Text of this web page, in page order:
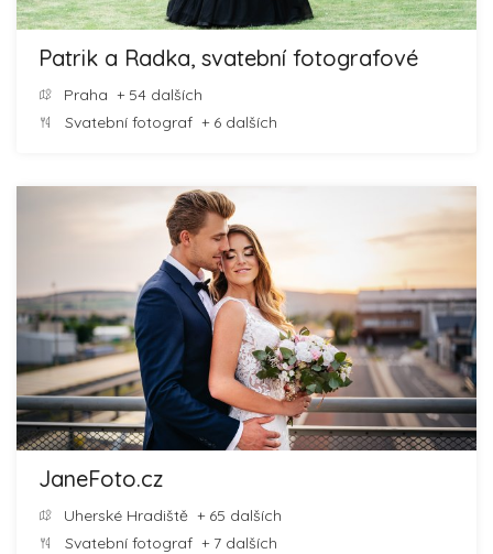
Patrik a Radka, svatební fotografové
Praha + 54 dalších
Svatební fotograf + 6 dalších
JaneFoto.cz
Uherské Hradiště + 65 dalších
Svatební fotograf + 7 dalších